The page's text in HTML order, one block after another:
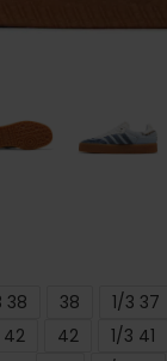
37 1/3
38
38 2/3
41 1/3
42
42 2/3